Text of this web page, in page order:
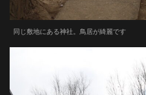
同じ敷地にある神社。鳥居が綺麗です